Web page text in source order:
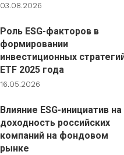
03.08.2026
Роль ESG-факторов в
формировании
инвестиционных
ETF 2025 года
16.05.2026
Влияние ESG-инициатив на
доходность российских
компаний на фондовом
рынке